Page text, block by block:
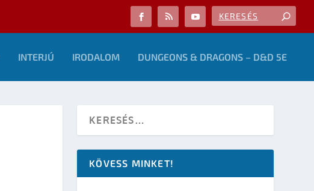
INTERJÚ IRODALOM DUNGEONS & DRAGONS – D&D 5E
KÖVESS MINKET!